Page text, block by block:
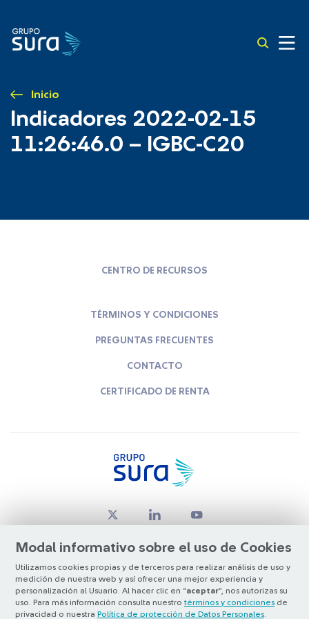
Inicio
Indicadores 2022-02-15
11:26:46.0 – IGBC-C20
Modal informativo sobre el uso de Cookies
Utilizamos cookies propias y de terceros para realizar análisis de uso y
medición de nuestra web y así ofrecer una mejor experiencia y
personalización al Usuario. Al hacer clic en “aceptar”, nos autorizas su
uso. Para más información consulta nuestro términos y condiciones de
privacidad o nuestra Política de protección de Datos Personales
CENTRO DE RECURSOS
TÉRMINOS Y CONDICIONES
PREGUNTAS FRECUENTES
CONTACTO
CERTIFICADO DE RENTA
© Copyright Grupo SURA 2026